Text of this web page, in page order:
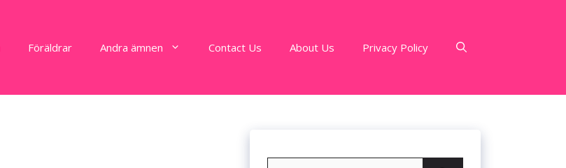
Föräldrar Andra ämnen Contact Us About Us Privacy Policy